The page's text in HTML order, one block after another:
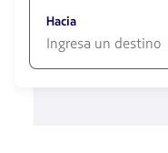
opciones
disponibles.
Usa
las
Hacia